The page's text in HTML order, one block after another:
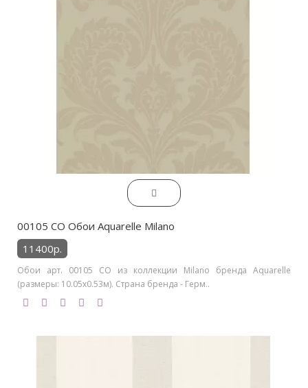
00105 CO Обои Aquarelle Milano
11400р.
Обои арт. 00105 CO из коллекции Milano бренда Aquarelle
(размеры: 10.05х0.53м). Страна бренда - Герм..